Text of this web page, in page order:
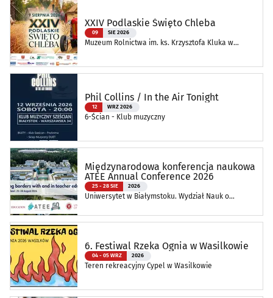
XXIV Podlaskie Święto Chleba
09 SIE 2026
Muzeum Rolnictwa im. ks. Krzysztofa Kluka w
Phil Collins / In the Air Tonight
12 WRZ 2026
6-Ścian - Klub muzyczny
Międzynarodowa konferencja naukowa
ATEE Annual Conference 2026
25 - 28 SIE 2026
Uniwersytet w Białymstoku. Wydział Nauk o
6. Festiwal Rzeka Ognia w Wasilkowie
04 - 05 WRZ 2026
Teren rekreacyjny Cypel w Wasilkowie